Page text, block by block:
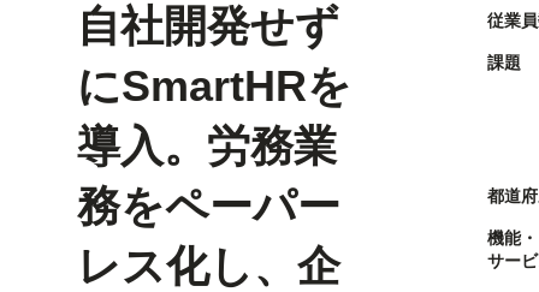
自社開発せず
にSmartHRを
導入。労務業
務をペーパー
レス化し、企
従業
課題
都道
機能・
サー